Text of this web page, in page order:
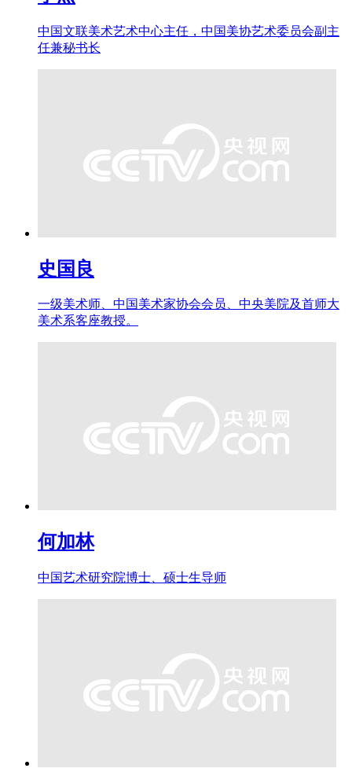
中国文联美术艺术中心主任，中国美协艺术委员会副主
任兼秘书长
史国良
一级美术师、中国美术家协会会员、中央美院及首师大
美术系客座教授。
何加林
中国艺术研究院博士、硕士生导师